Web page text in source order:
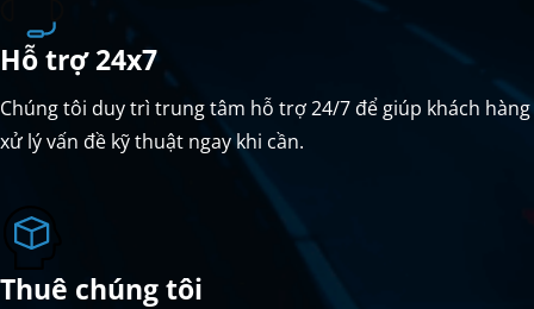
Hỗ trợ 24x7
Chúng tôi duy trì trung tâm hỗ trợ 24/7 để giúp khách hàng
xử lý vấn đề kỹ thuật ngay khi cần.
Thuê chúng tôi